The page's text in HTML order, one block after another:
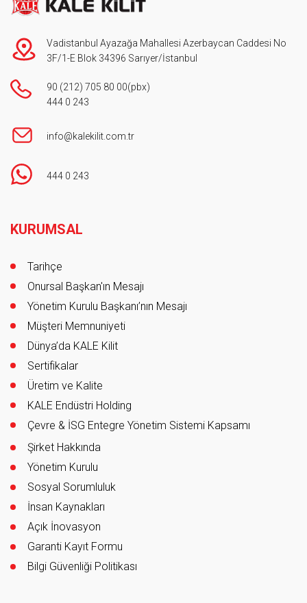
Vadistanbul Ayazağa Mahallesi Azerbaycan Caddesi No
3F/1-E Blok 34396 Sarıyer/İstanbul
90 (212) 705 80 00(pbx)
444 0 243
info@kalekilit.com.tr
444 0 243
KURUMSAL
Tarihçe
Onursal Başkan'ın Mesajı
Yönetim Kurulu Başkanı’nın Mesajı
Müşteri Memnuniyeti
Dünya’da KALE Kilit
Sertifikalar
Üretim ve Kalite
KALE Endüstri Holding
Çevre & İSG Entegre Yönetim Sistemi Kapsamı
Şirket Hakkında
Yönetim Kurulu
Sosyal Sorumluluk
İnsan Kaynakları
Açık İnovasyon
Garanti Kayıt Formu
Bilgi Güvenliği Politikası